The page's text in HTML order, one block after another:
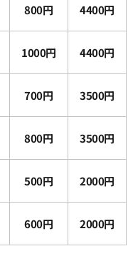
800円 4400円
1000円 4400円
700円 3500円
800円 3500円
500円 2000円
600円 2000円